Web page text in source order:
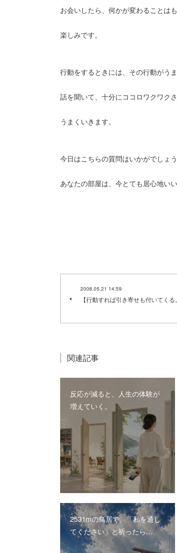
お会いしたら、何かが変わることは
楽しみです。
行動をするときには、その行動がう
話を聞いて、十分にココロワクワク
うまくいきます。
今日はこちらの質問はいかがでしょ
あなたの部屋は、今とても居心地い
2008.05.21 14:59
【行動すれば引き寄せも付いてくる
関連記事
反応が減ると、人生の体験が
増えていく。
2531mの鳥居で、「私を通し
てください」と祈ったら…